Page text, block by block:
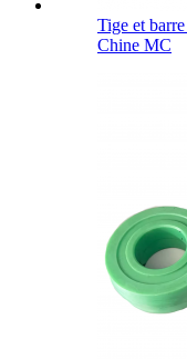
Tige et
Chine MC